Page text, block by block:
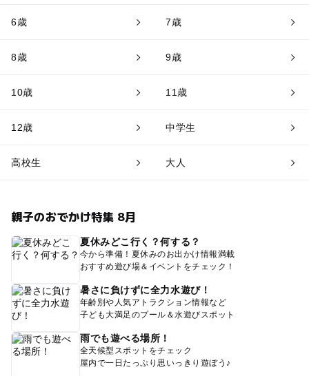
6歳 7歳
8歳 9歳
10歳 11歳
12歳 中学生
高校生 大人
親子のおでかけ特集 8月
夏休みどこ行く？何する？
今から準備！夏休みのお出かけ情報満載
おすすめ遊び場＆イベントをチェック！
暑さに負けずに全力水遊び！
年齢別や人気アトラクション情報など
子ども大満足のプール＆水遊びスポット
雨でも遊べる場所！
全天候型スポットをチェック
屋内で一日たっぷり思いっきり遊ぼう♪